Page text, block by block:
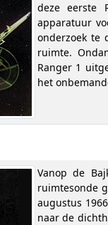
deze eerste
apparatuur
onderzoek te
ruimte.
Ranger 1
het
Vanop de
ruimtesonde
augustus
naar de